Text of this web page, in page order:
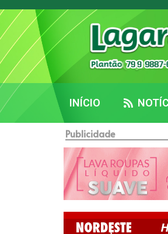
INÍCIO
Publicidade